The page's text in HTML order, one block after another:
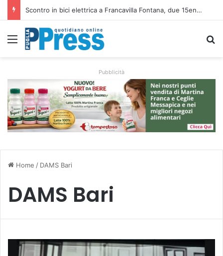
Scontro in bici elettrica a Francavilla Fontana, due 15enni ricoverati in gravi condizioni
Menu
Pubblicità
Home / DAMS Bari
DAMS Bari